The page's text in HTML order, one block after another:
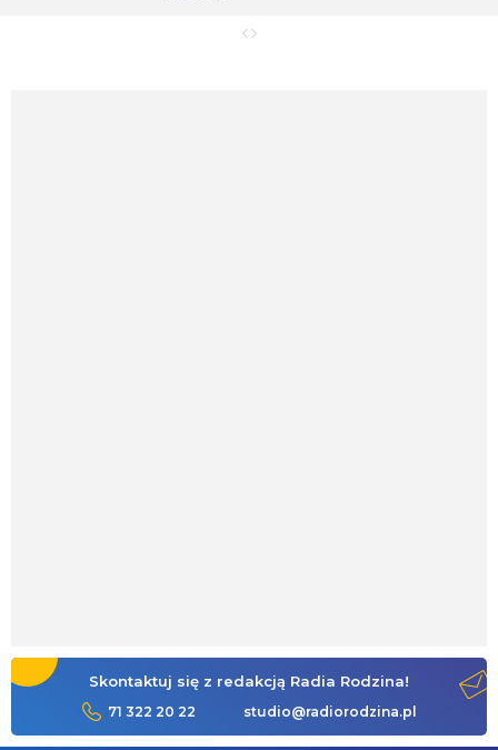
Skontaktuj się z redakcją Radia Rodzina!
71 322 20 22 studio@radiorodzina.pl